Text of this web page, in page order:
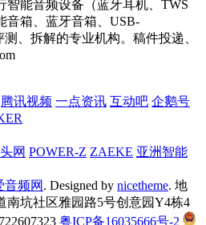
智能音频设备（蓝牙耳机、TWS
音箱、蓝牙音箱、USB-
、拆解的专业机构。稿件投递、
腾讯视频 一点资讯 互动吧 企鹅号
网 POWER-Z ZAEKE 亚洲智能
音频网 . Designed by nicetheme. 地
南坑社区雅园路5号创意园Y4栋4
粤ICP备16035666号-2